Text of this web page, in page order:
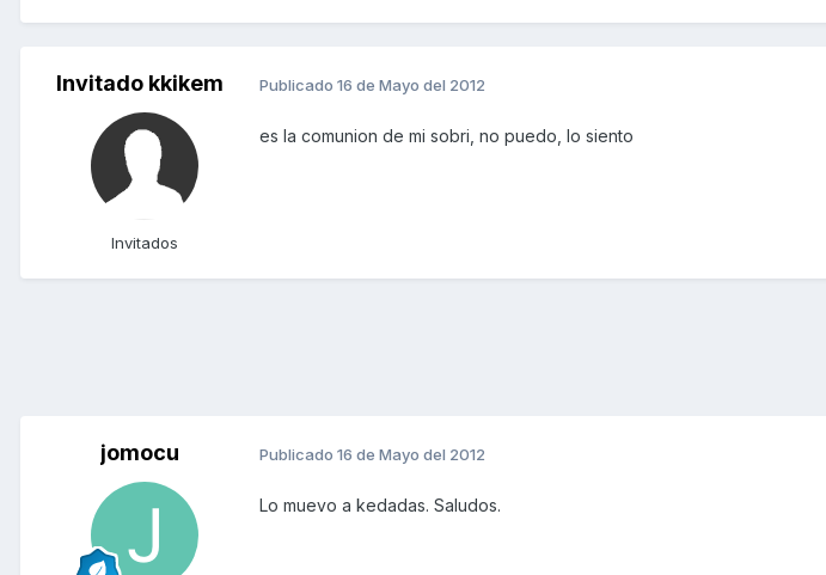
Invitado kkikem
Invitados
Publicado 16 de Mayo del 2012
es la comunion de mi sobri, no puedo, lo siento
jomocu Publicado 16 de Mayo del 2012
Lo muevo a kedadas. Saludos.